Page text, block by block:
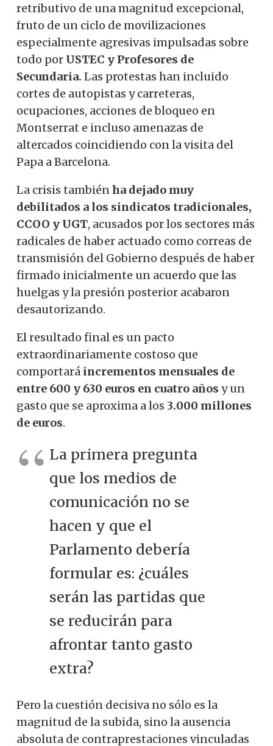
retributivo de una magnitud excepcional,
fruto de un ciclo de movilizaciones
especialmente agresivas impulsadas sobre
todo por USTEC y Profesores de
Secundaria. Las protestas han incluido
cortes de autopistas y carreteras,
ocupaciones, acciones de bloqueo en
Montserrat e incluso amenazas de
altercados coincidiendo con la visita del
Papa a Barcelona.
La crisis tambiénha dejado muy
debilitados a los sindicatos tradicionales,
CCOO y UGT, acusados ​​por los sectores más
radicales de haber actuado como correas de
transmisión del Gobierno después de haber
firmado inicialmente un acuerdo que las
huelgas y la presión posterior acabaron
desautorizando.
El resultado final es un pacto
extraordinariamente costoso que
comportará incrementos mensuales de
entre 600 y 630 euros en cuatro años y un
gasto que se aproxima a los 3.000 millones
de euros.
La primera pregunta
que los medios de
comunicación no se
hacen y que el
Parlamento debería
formular es: ¿cuáles
serán las partidas que
se reducirán para
afrontar tanto gasto
extra?
Pero la cuestión decisiva no sólo es la
magnitud de la subida, sino la ausencia
absoluta de contraprestaciones vinculadas